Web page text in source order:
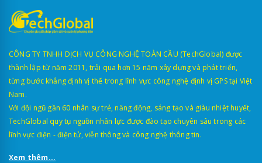
CÔNG TY TNHH DỊCH VỤ CÔNG NGHỆ TOÀN CẦU (TechGlobal) được
thành lập từ năm 2011, trải qua hơn 15 năm xây dựng và phát triển,
từng bước khẳng định vị thế trong lĩnh vực công nghệ định vị GPS tại Việt
Nam.
Với đội ngũ gần 60 nhân sự trẻ, năng động, sáng tạo và giàu nhiệt huyết,
TechGlobal quy tụ nguồn nhân lực được đào tạo chuyên sâu trong các
lĩnh vực điện - điện tử, viễn thông và công nghệ thông tin.
Xem thêm...